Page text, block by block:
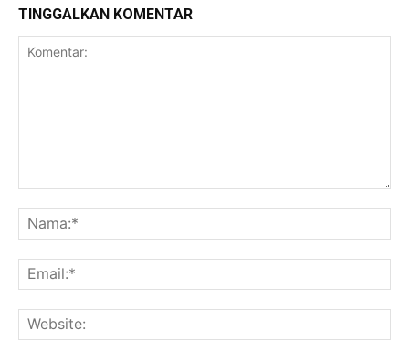
TINGGALKAN KOMENTAR